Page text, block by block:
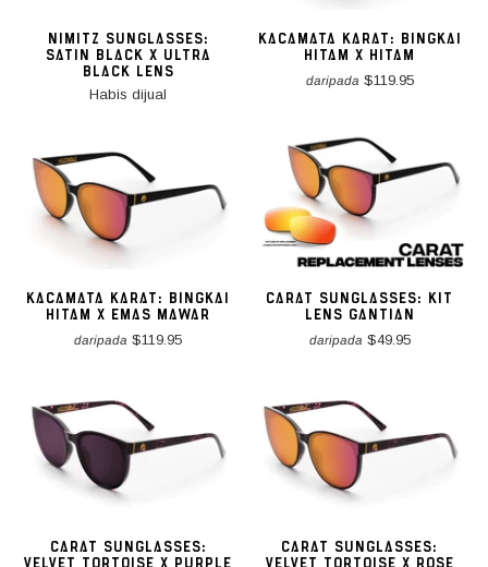
NIMITZ SUNGLASSES:
SATIN BLACK X ULTRA
BLACK LENS
Habis dijual
KACAMATA KARAT: BINGKAI
HITAM X HITAM
daripada $119.95
KACAMATA KARAT: BINGKAI
HITAM X EMAS MAWAR
daripada $119.95
CARAT SUNGLASSES: KIT
LENS GANTIAN
daripada $49.95
CARAT SUNGLASSES:
CARAT SUNGLASSES: